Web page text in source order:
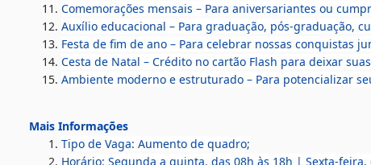
Comemorações mensais – Para aniversariantes ou
Auxílio educacional – Para graduação, pós-graduação,
Festa de fim de ano – Para celebrar nossas conquistas
Cesta de Natal – Crédito no cartão Flash para deixar
Ambiente moderno e estruturado – Para potencializar
Mais Informações
Tipo de Vaga: Aumento de quadro;
Horário: Segunda a quinta, das 08h às 18h | Sexta-feira,